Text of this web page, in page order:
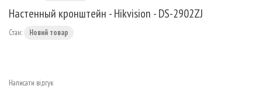
Настенный кронштейн - Hikvision - DS-2902ZJ
Стан: Новий товар
Написати відгук